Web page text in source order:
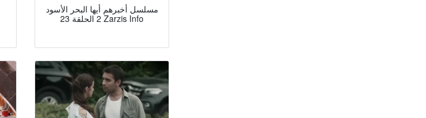
مسلسل أخبرهم أيها البحر الأسود
2 الحلقة 23 Zarzis Info